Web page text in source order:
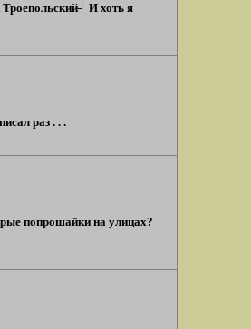
И хоть я
раз . . .
попрошайки на улицах?